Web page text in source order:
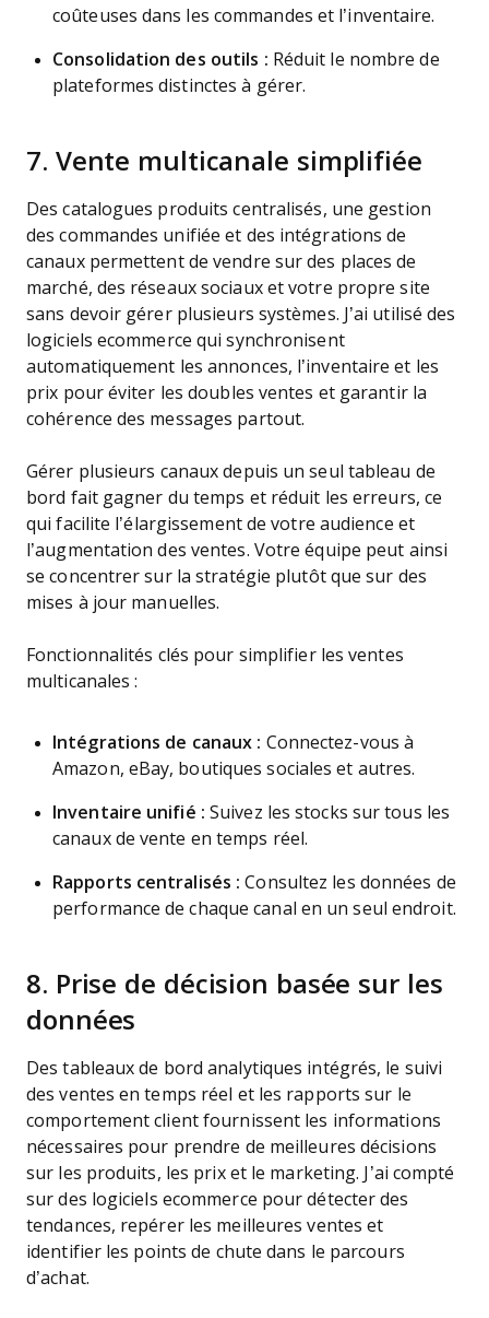
coûteuses dans les commandes et l’inventaire.
Consolidation des outils : Réduit le nombre de
plateformes distinctes à gérer.
7. Vente multicanale simplifiée
Des catalogues produits centralisés, une gestion
des commandes unifiée et des intégrations de
canaux permettent de vendre sur des places de
marché, des réseaux sociaux et votre propre site
sans devoir gérer plusieurs systèmes. J’ai utilisé des
logiciels ecommerce qui synchronisent
automatiquement les annonces, l’inventaire et les
prix pour éviter les doubles ventes et garantir la
cohérence des messages partout.
Gérer plusieurs canaux depuis un seul tableau de
bord fait gagner du temps et réduit les erreurs, ce
qui facilite l’élargissement de votre audience et
l’augmentation des ventes. Votre équipe peut ainsi
se concentrer sur la stratégie plutôt que sur des
mises à jour manuelles.
Fonctionnalités clés pour simplifier les ventes
multicanales :
Intégrations de canaux : Connectez-vous à
Amazon, eBay, boutiques sociales et autres.
Inventaire unifié : Suivez les stocks sur tous les
canaux de vente en temps réel.
Rapports centralisés : Consultez les données de
performance de chaque canal en un seul endroit.
8. Prise de décision basée sur les
données
Des tableaux de bord analytiques intégrés, le suivi
des ventes en temps réel et les rapports sur le
comportement client fournissent les informations
nécessaires pour prendre de meilleures décisions
sur les produits, les prix et le marketing. J’ai compté
sur des logiciels ecommerce pour détecter des
tendances, repérer les meilleures ventes et
identifier les points de chute dans le parcours
d’achat.